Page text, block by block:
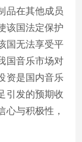
品在其他成员
该国法定保护
国无法享受平
国音乐市场对
资是国内音乐
引发的预期收
心与积极性，